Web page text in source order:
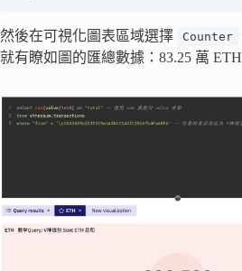
然後在可視化圖表區域選擇 Counter
就有瞭如圖的匯總數據：83.25 萬 ETH